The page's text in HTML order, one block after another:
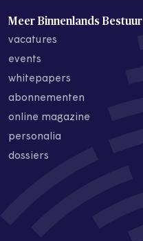
Meer Binnenlands Bestuur
vacatures
events
whitepapers
abonnementen
online magazine
personalia
dossiers